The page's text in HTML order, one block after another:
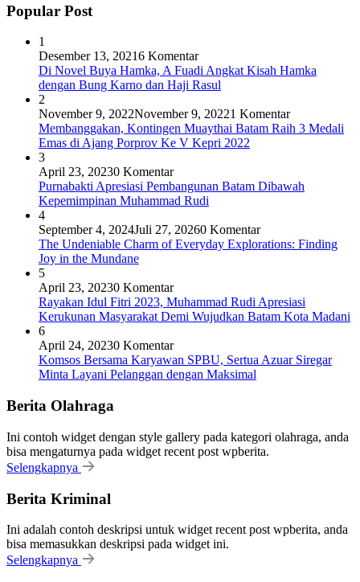
Popular Post
1
Desember 13, 20216 Komentar
Di Novel Buya Hamka, A Fuadi Angkat Kisah Hamka
dengan Bung Karno dan Haji Rasul
2
November 9, 2022November 9, 20221 Komentar
Membanggakan, Kontingen Muaythai Batam Raih 3 Medali
Emas di Ajang Porprov Ke V Kepri 2022
3
April 23, 20230 Komentar
Purnabakti Apresiasi Pembangunan Batam Dibawah
Kepemimpinan Muhammad Rudi
4
September 4, 2024Juli 27, 20260 Komentar
The Undeniable Charm of Everyday Explorations: Finding
Joy in the Mundane
5
April 23, 20230 Komentar
Rayakan Idul Fitri 2023, Muhammad Rudi Apresiasi
Kerukunan Masyarakat Demi Wujudkan Batam Kota Madani
6
April 24, 20230 Komentar
Komsos Bersama Karyawan SPBU, Sertua Azuar Siregar
Minta Layani Pelanggan dengan Maksimal
Berita Olahraga
Ini contoh widget dengan style gallery pada kategori olahraga, anda
bisa mengaturnya pada widget recent post wpberita.
Selengkapnya
Berita Kriminal
Ini adalah contoh deskripsi untuk widget recent post wpberita, anda
bisa memasukkan deskripsi pada widget ini.
Selengkapnya